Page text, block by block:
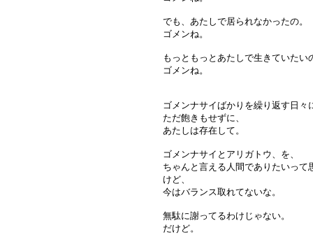
でも、あたしで居られなかったの。
ゴメンね。
もっともっとあたしで生きていたい
ゴメンね。
ゴメンナサイばかりを繰り返す日々
ただ飽きもせずに、
あたしは存在して。
ゴメンナサイとアリガトウ、を、
ちゃんと言える人間でありたいって
けど、
今はバランス取れてないな。
無駄に謝ってるわけじゃない。
だけど。